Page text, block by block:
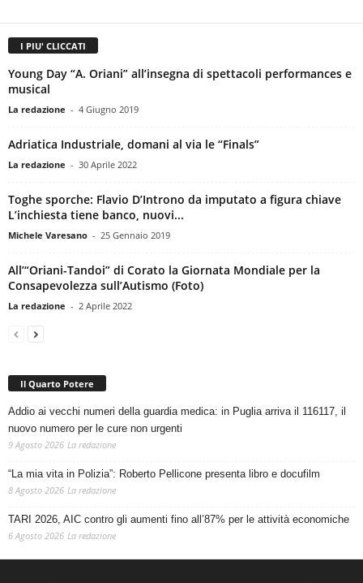
I PIU' CLICCATI
Young Day “A. Oriani” all’insegna di spettacoli performances e
musical
La redazione - 4 Giugno 2019
Adriatica Industriale, domani al via le “Finals”
La redazione - 30 Aprile 2022
Toghe sporche: Flavio D’Introno da imputato a figura chiave
L’inchiesta tiene banco, nuovi...
Michele Varesano - 25 Gennaio 2019
All’“Oriani-Tandoi” di Corato la Giornata Mondiale per la
Consapevolezza sull’Autismo (Foto)
La redazione - 2 Aprile 2022
Il Quarto Potere
Addio ai vecchi numeri della guardia medica: in Puglia arriva il 116117, il
nuovo numero per le cure non urgenti
9 Agosto 2026 La redazione
“La mia vita in Polizia”: Roberto Pellicone presenta libro e docufilm
8 Agosto 2026 La redazione
TARI 2026, AIC contro gli aumenti fino all’87% per le attività economiche
6 Agosto 2026 La redazione